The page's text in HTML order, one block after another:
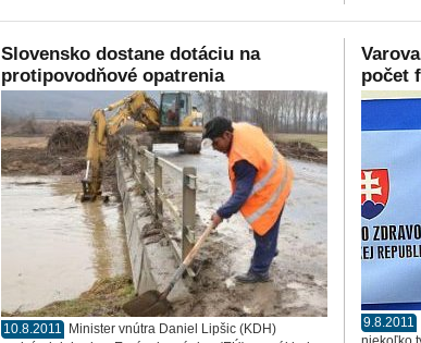
Slovensko dostane dotáciu na
protipovodňové opatrenia
10.8.2011
Minister vnútra Daniel Lipšic (KDH)
počet
9.8.2011